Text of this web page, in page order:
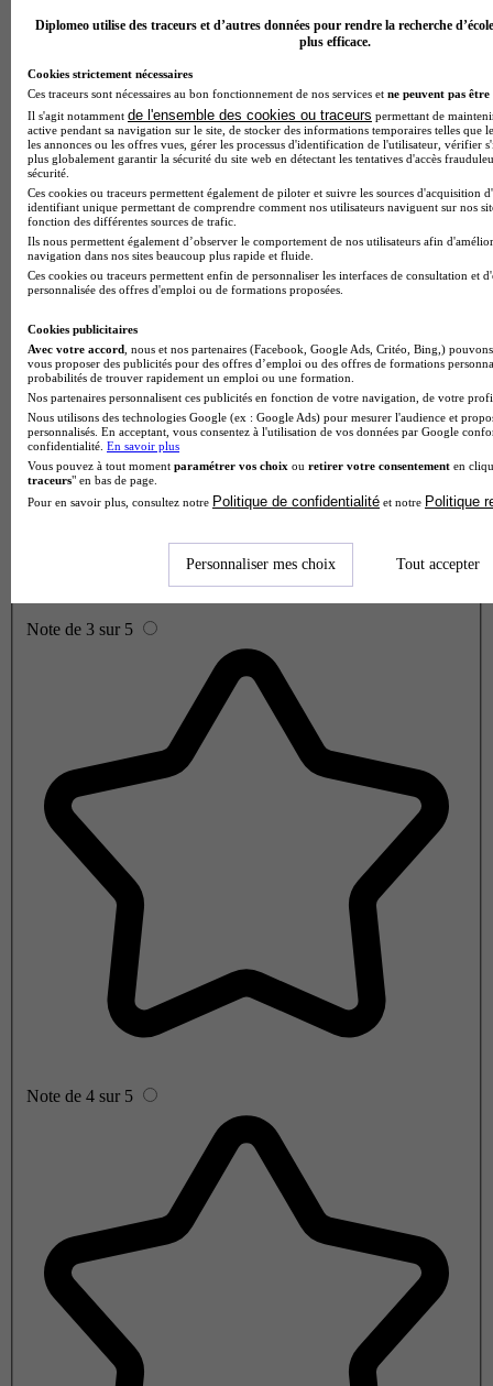
Note de 2 sur 5
Note de 3 sur 5
Note de 4 sur 5
Diplomeo utilise des traceurs et d’autres données pour rendre la recherche
plus efficace.
Cookies strictement nécessaires
Ces traceurs sont nécessaires au bon fonctionnement de nos services et ne peuvent pas être
Il s'agit notamment de l'ensemble des cookies ou traceurs permettant de
active pendant sa navigation sur le site, de stocker des informations temporaires telles que
les annonces ou les offres vues, gérer les processus d'identification de l'utilisateur, vérifier
plus globalement garantir la sécurité du site web en détectant les tentatives d'accès
sécurité.
Ces cookies ou traceurs permettent également de piloter et suivre les sources d'acquisition
identifiant unique permettant de comprendre comment nos utilisateurs naviguent sur nos
fonction des différentes sources de trafic.
Ils nous permettent également d’observer le comportement de nos utilisateurs afin
navigation dans nos sites beaucoup plus rapide et fluide.
Ces cookies ou traceurs permettent enfin de personnaliser les interfaces de consultation et
personnalisée des offres d'emploi ou de formations proposées.
Cookies publicitaires
Avec votre accord , nous et nos partenaires (Facebook, Google Ads, Critéo, Bing,)
vous proposer des publicités pour des offres d’emploi ou des offres de formations
probabilités de trouver rapidement un emploi ou une formation.
Nos partenaires personnalisent ces publicités en fonction de votre navigation, de votre
Nous utilisons des technologies Google (ex : Google Ads) pour mesurer l'audience et
personnalisés. En acceptant, vous consentez à l'utilisation de vos données par Google
confidentialité. En savoir plus
Vous pouvez à tout moment paramétrer vos choix ou retirer votre consentement en
traceurs" en bas de page.
Pour en savoir plus, consultez notre Politique de confidentialité et notre Politique
Personnaliser mes choix Tout accepter